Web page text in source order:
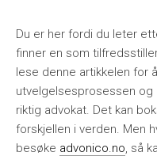
Du er her fordi du leter
finner en som
lese denne artikkelen for
utvelgelsesprosessen og
riktig advokat. Det kan
forskjellen i verden. Men
besøke advonico.no, så